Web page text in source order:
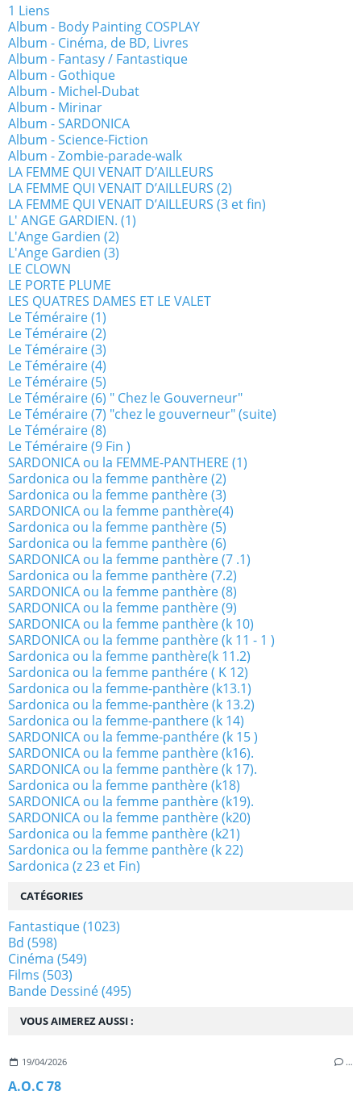
VOUS AIMEREZ AUSSI :
19/04/2026 …
A.O.C 78
1 Liens
Album - Body Painting COSPLAY
Album - Cinéma, de BD, Livres
Album - Fantasy / Fantastique
Album - Gothique
Album - Michel-Dubat
Album - Mirinar
Album - SARDONICA
Album - Science-Fiction
Album - Zombie-parade-walk
LA FEMME QUI VENAIT D’AILLEURS
LA FEMME QUI VENAIT D’AILLEURS (2)
LA FEMME QUI VENAIT D’AILLEURS (3 et fin)
L' ANGE GARDIEN. (1)
L'Ange Gardien (2)
L'Ange Gardien (3)
LE CLOWN
LE PORTE PLUME
LES QUATRES DAMES ET LE VALET
Le Téméraire (1)
Le Téméraire (2)
Le Téméraire (3)
Le Téméraire (4)
Le Téméraire (5)
Le Téméraire (6) " Chez le Gouverneur"
Le Téméraire (7) "chez le gouverneur" (suite)
Le Téméraire (8)
Le Téméraire (9 Fin )
SARDONICA ou la FEMME-PANTHERE (1)
Sardonica ou la femme panthère (2)
Sardonica ou la femme panthère (3)
SARDONICA ou la femme panthère(4)
Sardonica ou la femme panthère (5)
Sardonica ou la femme panthère (6)
SARDONICA ou la femme panthère (7 .1)
Sardonica ou la femme panthère (7.2)
SARDONICA ou la femme panthère (8)
SARDONICA ou la femme panthère (9)
SARDONICA ou la femme panthère (k 10)
SARDONICA ou la femme panthère (k 11 - 1 )
Sardonica ou la femme panthère(k 11.2)
Sardonica ou la femme panthére ( K 12)
Sardonica ou la femme-panthère (k13.1)
Sardonica ou la femme-panthère (k 13.2)
Sardonica ou la femme-panthere (k 14)
SARDONICA ou la femme-panthére (k 15 )
SARDONICA ou la femme panthère (k16).
SARDONICA ou la femme panthère (k 17).
Sardonica ou la femme panthère (k18)
SARDONICA ou la femme panthère (k19).
SARDONICA ou la femme panthère (k20)
Sardonica ou la femme panthère (k21)
Sardonica ou la femme panthère (k 22)
Sardonica (z 23 et Fin)
CATÉGORIES
Fantastique(1023)
Bd (598)
Cinéma (549)
Films (503)
Bande Dessiné(495)